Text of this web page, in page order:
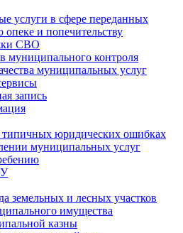
услуги в сфере переданных
и попечительству
СВО
муниципального контроля
муниципальных услуг
запись
юридических ошибках
муниципальных услуг
земельных и лесных участков
имущества
казны